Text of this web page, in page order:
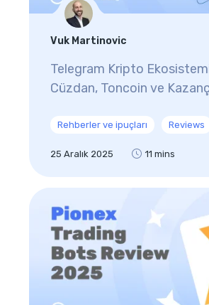
Vuk Martinovic
Telegram Kripto
Cüzdan, Toncoin ve Kazanç
Rehberler ve ipuçları Reviews
25 Aralık 2025 11 mins